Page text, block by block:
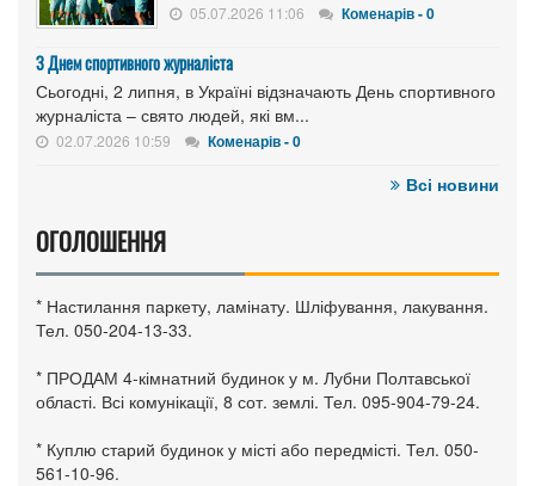
05.07.2026 11:06 Коменарів - 0
З Днем спортивного журналіста
Сьогодні, 2 липня, в Україні відзначають День спортивного
журналіста – свято людей, які вм...
02.07.2026 10:59 Коменарів - 0
Всі новини
ОГОЛОШЕННЯ
* Настилання паркету, ламінату. Шліфування, лакування.
Тел. 050-204-13-33.
* ПРОДАМ 4-кімнатний будинок у м. Лубни Полтавської
області. Всі комунікації, 8 сот. землі. Тел. 095-904-79-24.
* Куплю старий будинок у місті або передмісті. Тел. 050-
561-10-96.